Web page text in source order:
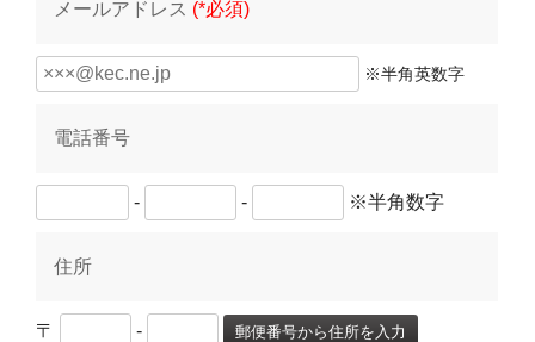
メールアドレス (*必須)
※半角英数字
電話番号
- - ※半角数字
住所
〒 - 郵便番号から住所を入力